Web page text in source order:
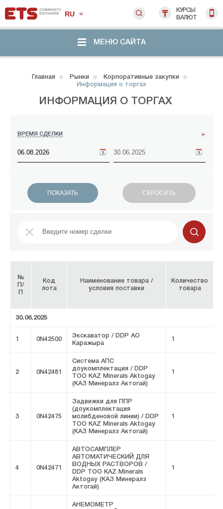
RU
КУРСЫ
ВАЛЮТ
МЕНЮ САЙТА
Главная Рынки
Корпоративные закупки
Информация о торгах
ИНФОРМАЦИЯ О ТОРГАХ
ВРЕМЯ СДЕЛКИ
№
П/
П
Код
лота
Наименование товара /
условия поставки
Количество
товара
30.06.2025
1 0N42500
Экскаватор / DDP АО
Каражыра
1
2 0N42481
Система АПС
доукомплектация / DDP
ТОО KAZ Minerals Aktogay
(КАЗ Минералз Актогай)
1
3 0N42475
Задвижки для ППР
(доукомплектация
молибденовой линии) / DDP
ТОО KAZ Minerals Aktogay
(КАЗ Минералз Актогай)
1
4 0N42471
АВТОСАМПЛЕР
АВТОМАТИЧЕСКИЙ ДЛЯ
ВОДНЫХ РАСТВОРОВ /
DDP ТОО KAZ Minerals
Aktogay (КАЗ Минералз
Актогай)
1
АНЕМОМЕТР